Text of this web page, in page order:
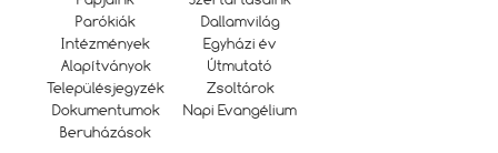
Parókiák
Intézmények
Alapítványok
Településjegyzék
Dokumentumok
Beruházások
Dallamvilág
Egyházi év
Útmutató
Zsoltárok
Napi Evangélium